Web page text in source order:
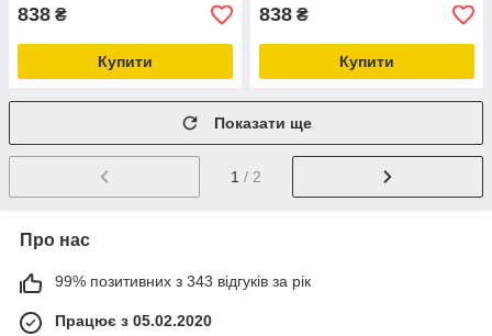
838 ₴
Купити
838 ₴
Купити
Показати ще
1 / 2
Про нас
99% позитивних з 343 відгуків за рік
Працює з 05.02.2020